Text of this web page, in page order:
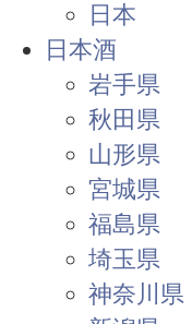
日本
日本酒
岩手県
秋田県
山形県
宮城県
福島県
埼玉県
神奈川県